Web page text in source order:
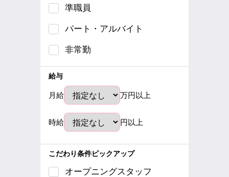
準職員
パート・アルバイト
非常勤
給与
月給 万円以上
時給 円以上
こだわり条件ピックアップ
オープニングスタッフ